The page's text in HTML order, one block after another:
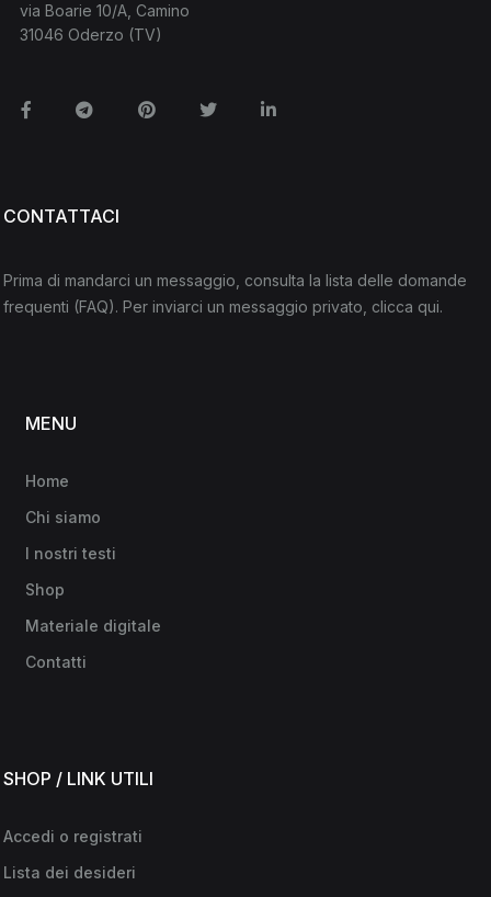
via Boarie 10/A, Camino
31046 Oderzo (TV)
FacebookTelegramPinterestTwitterLinkedin
CONTATTACI
Prima di mandarci un messaggio, consulta la lista delle domande
frequenti (FAQ). Per inviarci un messaggio privato, clicca qui.
MENU
Home
Chi siamo
I nostri testi
Shop
Materiale digitale
Contatti
SHOP / LINK UTILI
Accedi o registrati
Lista dei desideri